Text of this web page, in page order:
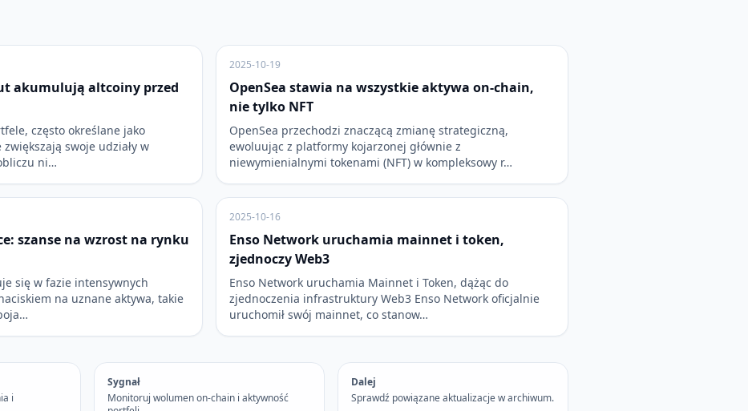
akumulują altcoiny przed
często określane jako
swoje udziały w
ni…
2025-10-19
OpenSea stawia na wszystkie aktywa on-chain,
nie tylko NFT
OpenSea przechodzi znaczącą zmianę strategiczną,
ewoluując z platformy kojarzonej głównie z
niewymienialnymi tokenami (NFT) w kompleksowy r…
szanse na wzrost na rynku
się w fazie intensywnych
na uznane aktywa, takie
2025-10-16
Enso Network uruchamia mainnet i token,
zjednoczy Web3
Enso Network uruchamia Mainnet i Token, dążąc do
zjednoczenia infrastruktury Web3 Enso Network oficjalnie
uruchomił swój mainnet, co stanow…
i
Sygnał
Monitoruj wolumen on-chain i aktywność
Dalej
Sprawdź powiązane aktualizacje w archiwum.